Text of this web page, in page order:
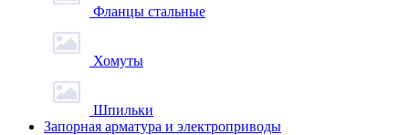
Фланцы стальные
Хомуты
Шпильки
Запорная арматура и электроприводы